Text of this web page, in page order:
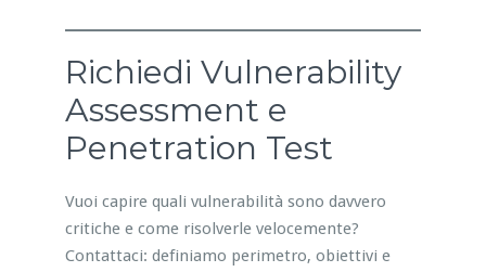
Richiedi Vulnerability
Assessment e
Penetration Test
Vuoi capire quali vulnerabilità sono davvero
critiche e come risolverle velocemente?
Contattaci: definiamo perimetro, obiettivi e